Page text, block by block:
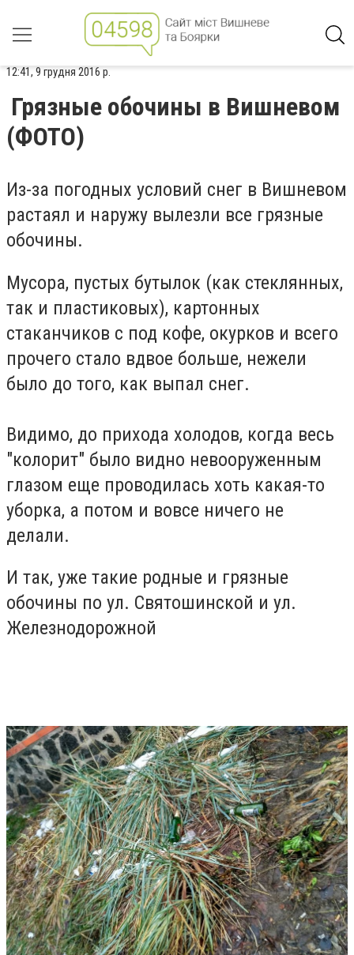
12:41, 9 грудня 2016 р.
Грязные обочины в Вишневом
(ФОТО)
Из-за погодных условий снег в Вишневом
растаял и наружу вылезли все грязные
обочины.
Мусора, пустых бутылок (как стеклянных,
так и пластиковых), картонных
стаканчиков с под кофе, окурков и всего
прочего стало вдвое больше, нежели
было до того, как выпал снег.
Видимо, до прихода холодов, когда весь
"колорит" было видно невооруженным
глазом еще проводилась хоть какая-то
уборка, а потом и вовсе ничего не
делали.
И так, уже такие родные и грязные
обочины по ул. Святошинской и ул.
Железнодорожной